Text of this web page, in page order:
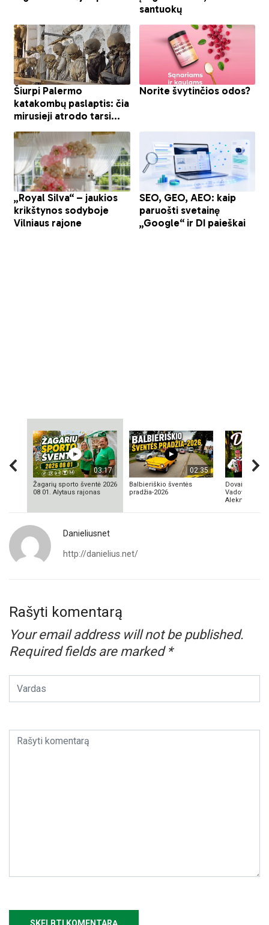
03:17
Žagarių sporto šventė 2026
08 01. Alytaus rajonas
02:35
Balbieriškio šventės
pradžia-2026
Dovainonių
Vadovas
Aleknavičius
Danieliusnet
http://danielius.net/
Rašyti komentarą
Your email address will not be published.
Required fields are marked *